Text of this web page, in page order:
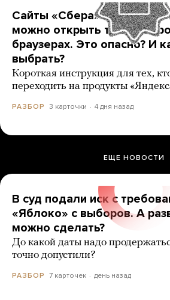
Сайты «Сбера» и других
можно открыть только в
браузерах. Это опасно? И
выбрать?
Короткая инструкция для тех,
переходить на продукты
РАЗБОР 3 карточки 4 дня назад
ЕЩЕ НОВОСТИ
В суд подали иск с
«Яблоко» с выборов. А
можно сделать?
До какой даты надо
точно допустили?
РАЗБОР 7 карточек день назад